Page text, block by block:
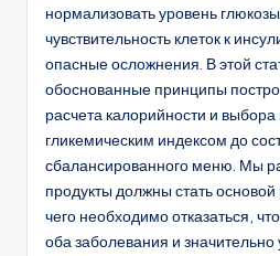
нормализовать уровень
чувствительность клеток к
опасные осложнения. В этой
обоснованные принципы
расчета калорийности и выбора
гликемическим индексом до
сбалансированного меню. Мы
продукты должны стать
чего необходимо отказаться,
оба заболевания и значительно